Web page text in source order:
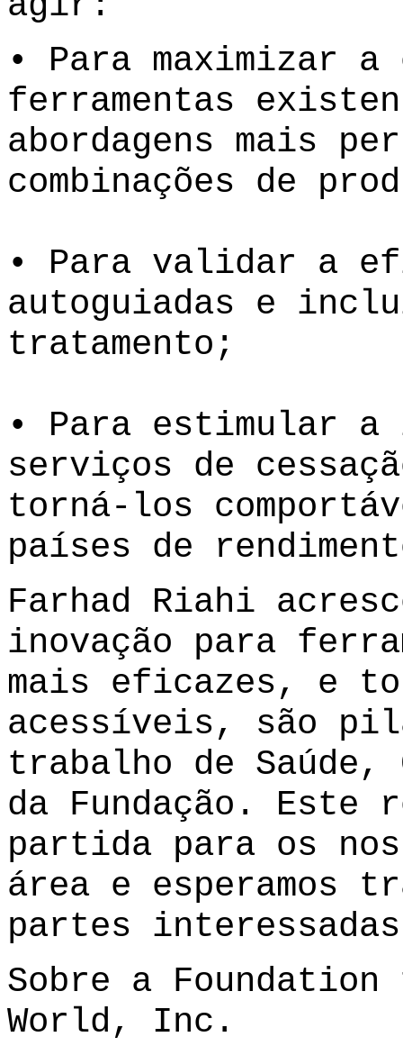
• Para maximizar
ferramentas
abordagens mais
combinações de
• Para validar a
autoguiadas e
tratamento;
• Para estimular a
serviços de
torná-los
países de
Farhad Riahi
inovação para
mais eficazes, e
acessíveis, são
trabalho de Saúde,
da Fundação.
partida para os
área e esperamos
partes
Sobre a Foundation
World, Inc.